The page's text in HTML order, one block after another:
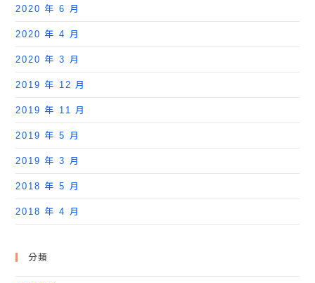
2020 年 6 月
2020 年 4 月
2020 年 3 月
2019 年 12 月
2019 年 11 月
2019 年 5 月
2019 年 3 月
2018 年 5 月
2018 年 4 月
分類